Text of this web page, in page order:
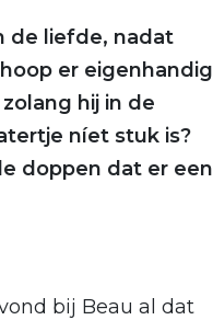
de liefde, nadat
er eigenhandig
hij in de
níet stuk is?
doppen dat er een
bij Beau al dat